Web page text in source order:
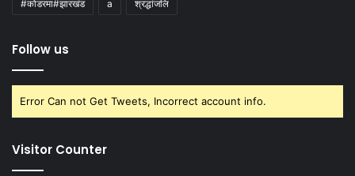
#कोडरमा#झारखंड a श्रद्धांजलि
Follow us
Error Can not Get Tweets, Incorrect account info.
Visitor Counter